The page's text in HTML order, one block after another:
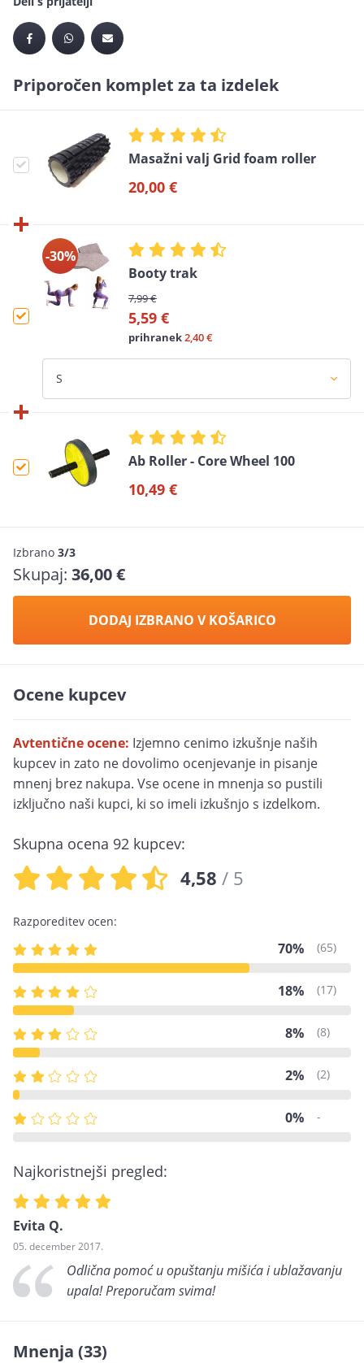
Priporočen komplet za ta izdelek
Masažni valj Grid foam roller
20,00 €
-30%
Booty trak
7,99 €
5,59 €
prihranek2,40 €
Ab Roller - Core Wheel 100
10,49 €
Izbrano 3/3
Skupaj: 36,00 €
DODAJ IZBRANO V KOŠARICO
Ocene kupcev
Avtentične ocene: Izjemno cenimo izkušnje naših
kupcev in zato ne dovolimo ocenjevanje in pisanje
mnenj brez nakupa. Vse ocene in mnenja so pustili
izključno naši kupci, ki so imeli izkušnjo s izdelkom.
Skupna ocena 92 kupcev:
4,58/ 5
Razporeditev ocen:
70% (65)
18% (17)
8% (8)
2% (2)
0% -
Najkoristnejši pregled:
Evita Q.
05. december 2017.
Odlična pomoć u opuštanju mišića i ublažavanju
upala! Preporučam svima!
Mnenja (33)